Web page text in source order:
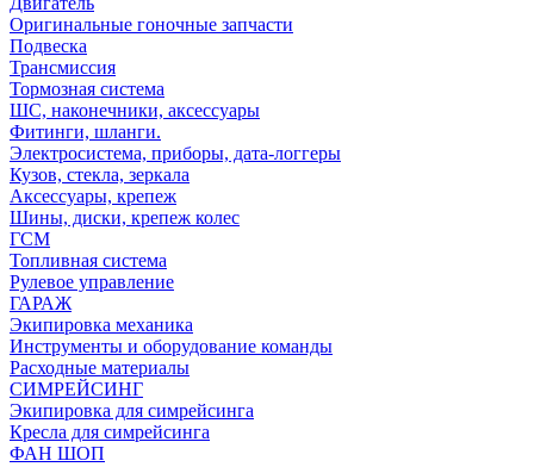
Оригинальные гоночные запчасти
Подвеска
Трансмиссия
Тормозная система
ШС, наконечники, аксессуары
Фитинги, шланги.
Электросистема, приборы, дата-логгеры
Кузов, стекла, зеркала
Аксессуары, крепеж
Шины, диски, крепеж колес
ГСМ
Топливная система
Рулевое управление
ГАРАЖ
Экипировка механика
Инструменты и оборудование команды
Расходные материалы
СИМРЕЙСИНГ
Экипировка для симрейсинга
Кресла для симрейсинга
ФАН ШОП